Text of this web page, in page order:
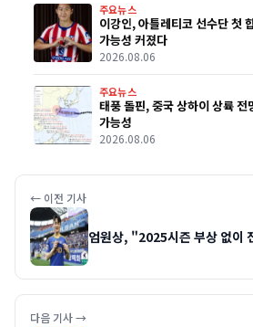
주요뉴스
이강인, 아틀레티코 선수단 첫
가능성 커졌다
2026.08.06
주요뉴스
태풍 돌핀, 중국 상하이 상륙
가능성
2026.08.06
← 이전 기사
엄원상, "2025시즌 부상 없이
다음 기사 →